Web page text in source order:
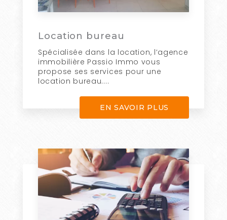
Location bureau
Spécialisée dans la location, l’agence
immobilière Passio Immo vous
propose ses services pour une
location bureau....
EN SAVOIR PLUS